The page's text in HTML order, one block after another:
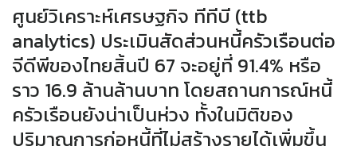
ศูนย์วิเคราะห์เศรษฐกิจ ทีทีบี (ttb
analytics) ประเมินสัดส่วนหนี้ครัวเรือนต่อ
จีดีพีของไทยสิ้นปี 67 จะอยู่ที่ 91.4% หรือ
ราว 16.9 ล้านล้านบาท โดยสถานการณ์หนี้
ครัวเรือนยังน่าเป็นห่วง ทั้งในมิติของ
ปริมาณการก่อหนี้ที่ไม่สร้างรายได้เพิ่มขึ้น